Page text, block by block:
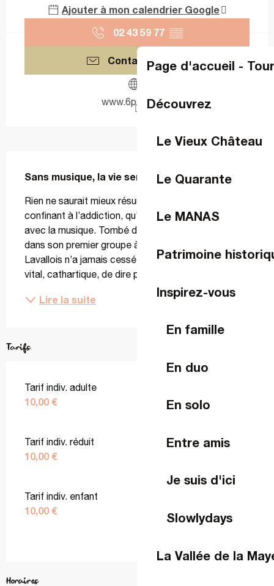
Page d'accueil -
Découvrez
Le Vieux Château
Le Quarante
Le MANAS
Patrimoine
Inspirez-vous
En famille
En duo
En solo
Entre amis
Je suis d'ici
Slowlydays
La Vallée de la
Ajouter à mon calendrier Google
02 43 59 77 ▒▒
Contactez-nous
www.6par4.com
Sans musique, la vie serait une erreur.
Rien ne saurait mieux résumer le lien passionnel,
confinant à l’addiction, qu’entretient Quentin Sauvé
avec la musique. Tombé dedans tout petit – il joue
dans son premier groupe à 10 ansà peine -, le
Lavallois n’a jamais cessé d’éprouver ce besoin
vital, cathartique, de dire par la musique ce que...
Lire la suite
Tarifs
Tarif indiv. adulte
10,00 €
Tarif indiv. réduit
10,00 €
Tarif indiv. enfant
10,00 €
Horaires